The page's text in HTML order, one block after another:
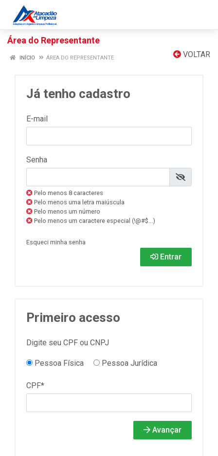
Área do Representante
VOLTAR
INÍCIO ÁREA DO REPRESENTANTE
Já tenho cadastro
E-mail
Senha
Pelo menos 8 caracteres
Pelo menos uma letra maiúscula
Pelo menos um número
Pelo menos um caractere especial (!@#$...)
Esqueci minha senha
Entrar
Primeiro acesso
Digite seu CPF ou CNPJ
Pessoa Física Pessoa Jurídica
CPF*
Avançar